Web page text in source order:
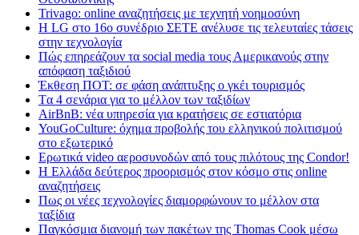
Trivago: online αναζητήσεις με τεχνητή νοημοσύνη
H LG στο 16ο συνέδριο ΣΕΤΕ ανέλυσε τις τελευταίες τάσεις
στην τεχνολογία
Πώς επηρεάζουν τα social media τους Αμερικανούς στην
απόφαση ταξιδιού
Έκθεση ΠΟΤ: σε φάση ανάπτυξης ο γκέι τουρισμός
Tα 4 σενάρια για το μέλλον των ταξιδίων
AirBnB: νέα υπηρεσία για κρατήσεις σε εστιατόρια
YouGoCulture: όχημα προβολής του ελληνικού πολιτισμού
στο εξωτερικό
Eρωτικά video αεροσυνοδών από τους πιλότους της Condor!
Η Ελλάδα δεύτερος προορισμός στον κόσμο στις online
αναζητήσεις
Πως οι νέες τεχνολογίες διαμορφώνουν το μέλλον στα
ταξίδια
Παγκόσμια διανομή των πακέτων της Thomas Cook μέσω